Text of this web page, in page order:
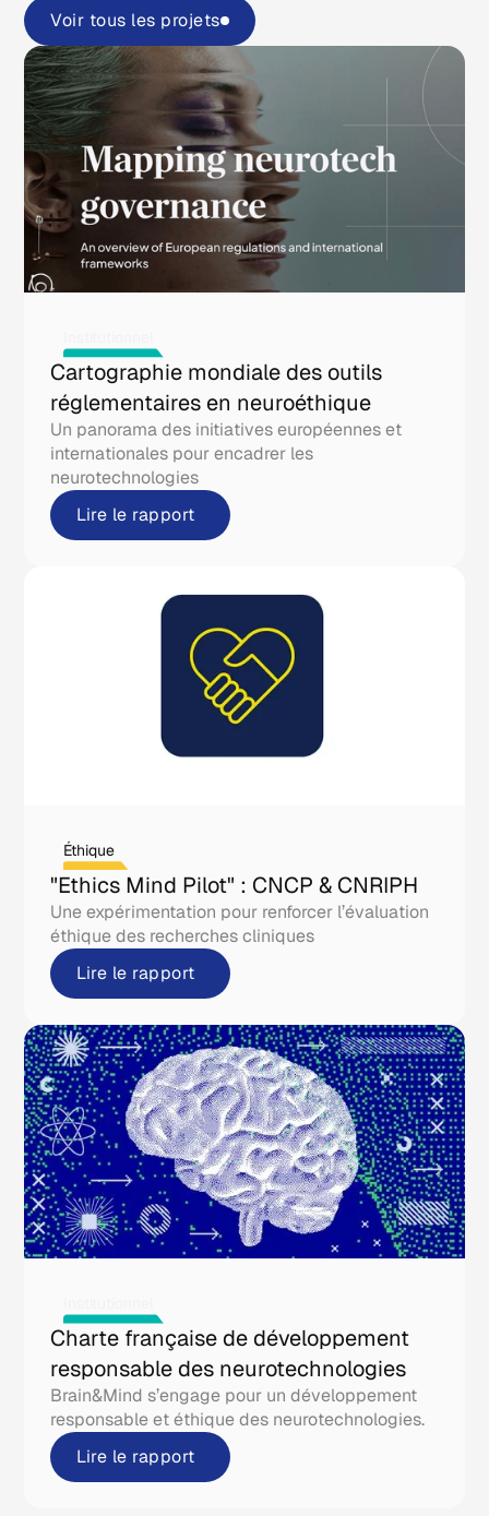
Voir tous les projets
Cartographie mondiale des outils
réglementaires en neuroéthique
Un panorama des initiatives européennes et
internationales pour encadrer les
neurotechnologies
Lire le rapport
Éthique
"Ethics Mind Pilot" : CNCP & CNRIPH
Une expérimentation pour renforcer l’évaluation
éthique des recherches cliniques
Lire le rapport
Charte française de développement
responsable des neurotechnologies
Brain&Mind s’engage pour un développement
responsable et éthique des neurotechnologies.
Lire le rapport